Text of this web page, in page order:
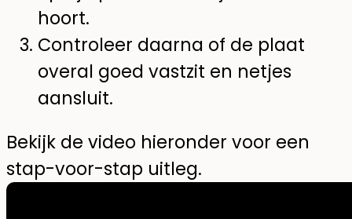
hoort.
Controleer daarna of de plaat
overal goed vastzit en netjes
aansluit.
Bekijk de video hieronder voor een
stap-voor-stap uitleg.